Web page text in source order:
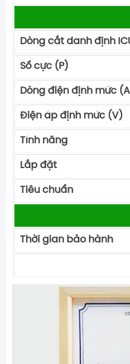
Dòng cắt danh định
Số cực (P)
Dòng điện định mức
Điện áp định mức (V)
Tính năng
Lắp đặt
Tiêu chuẩn
Thời gian bảo hành